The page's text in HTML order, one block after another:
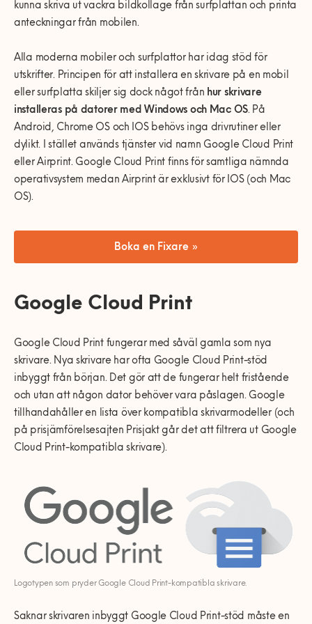
Utomhusinstallationer
Fakta om RUT- och ROT-avdraget
0770-220 720
kunna skriva ut vackra bildkollage från surfplattan och printa
anteckningar från mobilen.
Alla moderna mobiler och surfplattor har idag stöd för
utskrifter. Principen för att installera en skrivare på en mobil
eller surfplatta skiljer sig dock något från hur skrivare
installeras på datorer med Windows och Mac OS. På
Android, Chrome OS och IOS behövs inga drivrutiner eller
dylikt. I stället används tjänster vid namn Google Cloud Print
eller Airprint. Google Cloud Print finns för samtliga nämnda
operativsystem medan Airprint är exklusivt för IOS (och Mac
OS).
Boka en Fixare »
Google Cloud Print
Google Cloud Print fungerar med såväl gamla som nya
skrivare. Nya skrivare har ofta Google Cloud Print-stöd
inbyggt från början. Det gör att de fungerar helt fristående
och utan att någon dator behöver vara påslagen. Google
tillhandahåller en lista över kompatibla skrivarmodeller (och
på prisjämförelsesajten Prisjakt går det att filtrera ut Google
Cloud Print-kompatibla skrivare).
Logotypen som pryder Google Cloud Print-kompatibla skrivare.
Saknar skrivaren inbyggt Google Cloud Print-stöd måste en